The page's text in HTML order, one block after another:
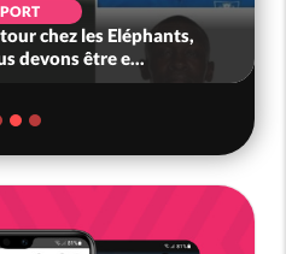
chez les Eléphants,
devons être e...